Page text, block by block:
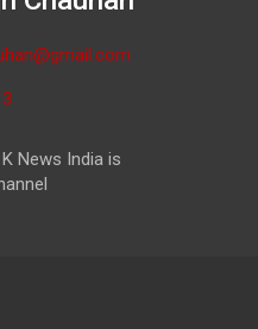
News India is